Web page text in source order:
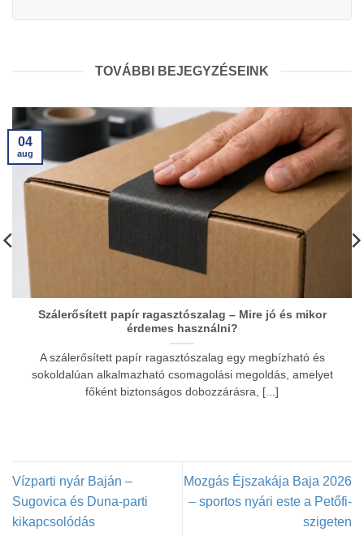
TOVÁBBI BEJEGYZÉSEINK
Szálerősített papír ragasztószalag – Mire jó és mikor
érdemes használni?
A szálerősített papír ragasztószalag egy megbízható és
sokoldalúan alkalmazható csomagolási megoldás, amelyet
főként biztonságos dobozzárásra, [...]
04
aug
Vízparti nyár Baján –
Sugovica és Duna-parti
kikapcsolódás
Mozgás Éjszakája Baja 2026
– sportos nyári este a Petőfi-
szigeten